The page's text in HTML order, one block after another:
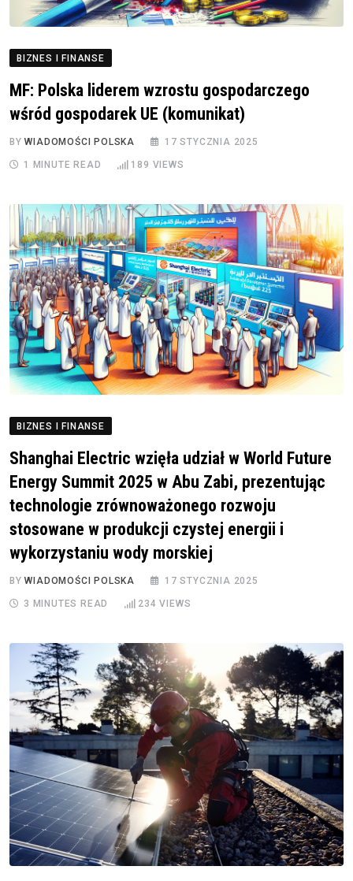
BIZNES I FINANSE
MF: Polska liderem wzrostu gospodarczego
wśród gospodarek UE (komunikat)
BYWIADOMOŚCI POLSKA 17 STYCZNIA 2025
1 MINUTE READ 189 VIEWS
BIZNES I FINANSE
Shanghai Electric wzięła udział w World Future
Energy Summit 2025 w Abu Zabi, prezentując
technologie zrównoważonego rozwoju
stosowane w produkcji czystej energii i
wykorzystaniu wody morskiej
BYWIADOMOŚCI POLSKA 17 STYCZNIA 2025
3 MINUTES READ 234 VIEWS